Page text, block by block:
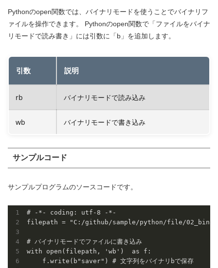
Pythonのopen関数では、バイナリモードを使うことでバイナリフ
ァイルを操作できます。 Pythonのopen関数で「ファイルをバイナ
リモードで読み書き」には引数に「b」を追加します。
引数 説明
rb バイナリモードで読み込み
wb バイナリモードで書き込み
サンプルコード
サンプルプログラムのソースコードです。
# -*- coding: utf-8 -*-
filepath = "C:/github/sample/python/file/
# バイナリモードでファイルに書き込み
with open(filepath, 'wb')  as f:
    f.write(b"saver") # 文字列をバイナリbで保存